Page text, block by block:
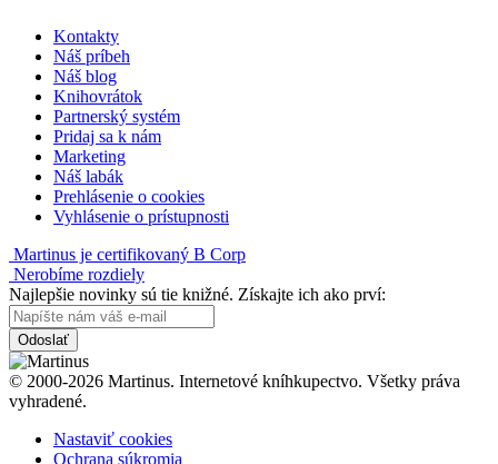
Kontakty
Náš príbeh
Náš blog
Knihovrátok
Partnerský systém
Pridaj sa k nám
Marketing
Náš labák
Prehlásenie o cookies
Vyhlásenie o prístupnosti
Martinus je certifikovaný B Corp
Nerobíme rozdiely
Najlepšie novinky sú tie knižné. Získajte ich ako prví:
Odoslať
© 2000-2026 Martinus. Internetové kníhkupectvo. Všetky práva
vyhradené.
Nastaviť cookies
Ochrana súkromia